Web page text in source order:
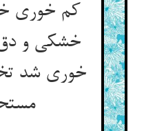
کم خوری
خشکی و
خوری شد
مستحق